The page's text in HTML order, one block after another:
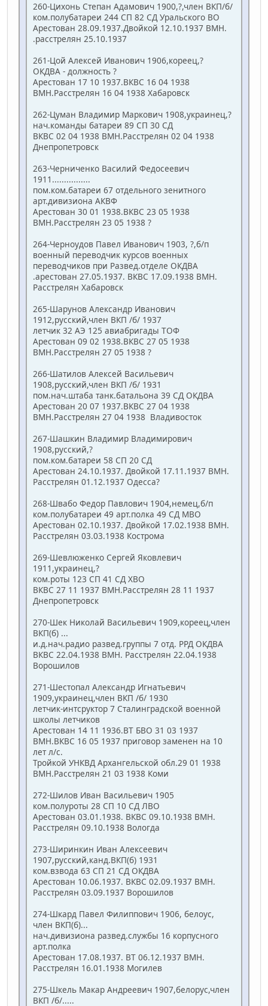
260-Цихонь Степан Адамович 1900,?,член ВКП/б/
ком.полубатареи 244 СП 82 СД Уральского ВО
Арестован 28.09.1937.Двойкой 12.10.1937 ВМН.
.расстрелян 25.10.1937
261-Цой Алексей Иванович 1906,кореец,?
ОКДВА - должность ?
Арестован 17 10 1937.ВКВС 16 04 1938
ВМН.Расстрелян 16 04 1938 Хабаровск
262-Цуман Владимир Маркович 1908,украинец,?
нач.команды батареи 89 СП 30 СД
ВКВС 02 04 1938 ВМН.Расстрелян 02 04 1938
Днепропетровск
263-Черниченко Василий Федосеевич
1911................
пом.ком.батареи 67 отдельного зенитного
арт.дивизиона АКВФ
Арестован 30 01 1938.ВКВС 23 05 1938
ВМН.Расстрелян 23 05 1938 ?
264-Черноудов Павел Иванович 1903, ?,б/п
военный переводчик курсов военных
переводчиков при Развед.отделе ОКДВА
.арестован 27.05.1937. ВКВС 17.09.1938 ВМН.
Расстрелян Хабаровск
265-Шарунов Александр Иванович
1912,русский,член ВКП /б/ 1937
летчик 32 АЭ 125 авиабригады ТОФ
Арестован 09 02 1938.ВКВС 27 05 1938
ВМН.Расстрелян 27 05 1938 ?
266-Шатилов Алексей Васильевич
1908,русский,член ВКП /б/ 1931
пом.нач.штаба танк.батальона 39 СД ОКДВА
Арестован 20 07 1937.ВКВС 27 04 1938
ВМН.Расстрелян 27 04 1938 Владивосток
267-Шашкин Владимир Владимирович
1908,русский,?
пом.ком.батареи 58 СП 20 СД
Арестован 24.10.1937. Двойкой 17.11.1937 ВМН.
Расстрелян 01.12.1937 Одесса?
268-Швабо Федор Павлович 1904,немец,б/п
ком.полубатареи 49 арт.полка 49 СД МВО
Арестован 02.10.1937. Двойкой 17.02.1938 ВМН.
Расстрелян 03.03.1938 Кострома
269-Шевлюженко Сергей Яковлевич
1911,украинец,?
ком.роты 123 СП 41 СД ХВО
ВКВС 27 11 1937 ВМН.Расстрелян 28 11 1937
Днепропетровск
270-Шек Николай Васильевич 1909,кореец,член
ВКП(б) ...
и.д.нач.радио развед.группы 7 отд. РРД ОКДВА
ВКВС 22.04.1938 ВМН. Расстрелян 22.04.1938
Ворошилов
271-Шестопал Александр Игнатьевич
1909,украинец,член ВКП /б/ 1930
летчик-интсруктор 7 Сталинградской военной
школы летчиков
Арестован 14 11 1936.ВТ БВО 31 03 1937
ВМН.ВКВС 16 05 1937 приговор заменен на 10
лет л/с.
Тройкой УНКВД Архангельской обл.29 01 1938
ВМН.Расстрелян 21 03 1938 Коми
272-Шилов Иван Васильевич 1905
ком.полуроты 28 СП 10 СД ЛВО
Арестован 03.01.1938. ВКВС 09.10.1938 ВМН.
Расстрелян 09.10.1938 Вологда
273-Ширинкин Иван Алексеевич
1907,русский,канд.ВКП(б) 1931
ком.взвода 63 СП 21 СД ОКДВА
Арестован 10.06.1937. ВКВС 02.09.1937 ВМН.
Расстрелян 03.09.1937 Ворошилов
274-Шкард Павел Филиппович 1906, белоус,
член ВКП(б)...
нач.дивизиона развед.службы 16 корпусного
арт.полка
Арестован 17.08.1937. ВТ 06.12.1937 ВМН.
Расстрелян 16.01.1938 Могилев
275-Шкель Макар Андреевич 1907,белорус,член
ВКП /б/.....